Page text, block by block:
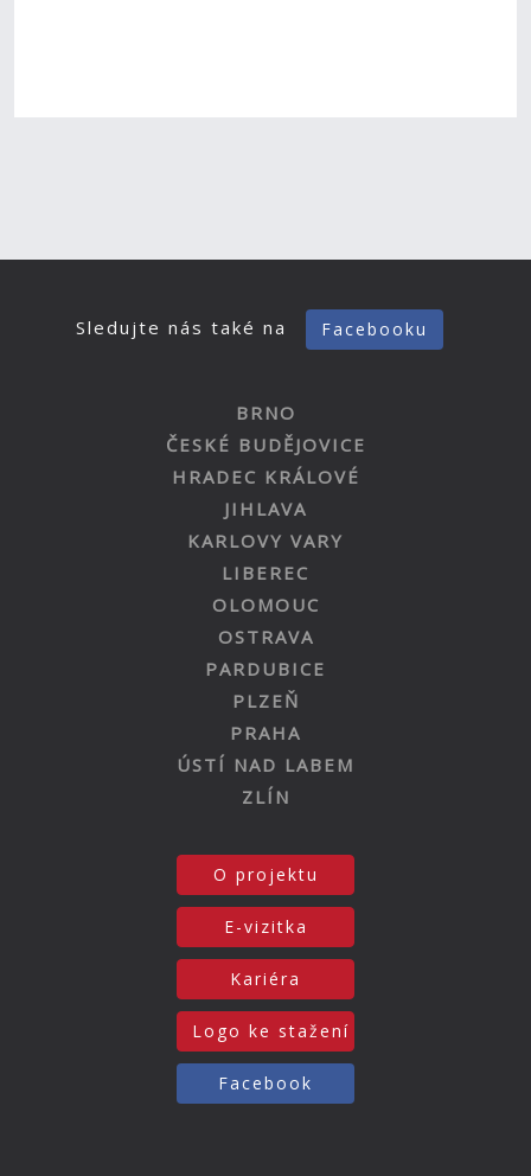
Sledujte nás také na Facebooku
BRNO
ČESKÉ BUDĚJOVICE
HRADEC KRÁLOVÉ
JIHLAVA
KARLOVY VARY
LIBEREC
OLOMOUC
OSTRAVA
PARDUBICE
PLZEŇ
PRAHA
ÚSTÍ NAD LABEM
ZLÍN
O projektu
E-vizitka
Kariéra
Logo ke stažení
Facebook